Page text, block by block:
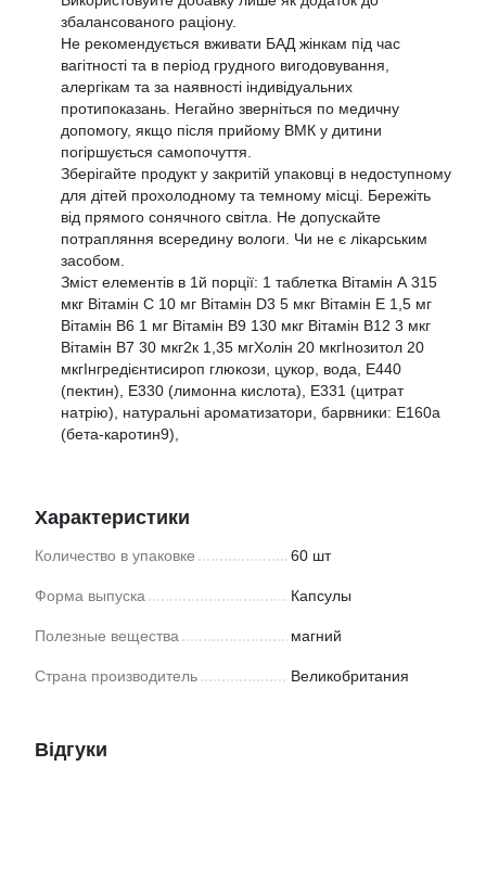
збалансованого раціону.
Не рекомендується вживати БАД жінкам під час
вагітності та в період грудного вигодовування,
алергікам та за наявності індивідуальних
протипоказань. Негайно зверніться по медичну
допомогу, якщо після прийому ВМК у дитини
погіршується самопочуття.
Зберігайте продукт у закритій упаковці в недоступному
для дітей прохолодному та темному місці. Бережіть
від прямого сонячного світла. Не допускайте
потрапляння всередину вологи. Чи не є лікарським
засобом.
Зміст елементів в 1й порції: 1 таблетка Вітамін А 315
мкг Вітамін С 10 мг Вітамін D3 5 мкг Вітамін Е 1,5 мг
Вітамін В6 1 мг Вітамін В9 130 мкг Вітамін В12 3 мкг
Вітамін В7 30 мкг2к 1,35 мгХолін 20 мкгІнозитол 20
мкгІнгредієнтисироп глюкози, цукор, вода, Е440
(пектин), Е330 (лимонна кислота), Е331 (цитрат
натрію), натуральні ароматизатори, барвники: Е160а
(бета-каротин9),
Характеристики
Количество в упаковке 60 шт
Форма выпуска Капсулы
Полезные вещества магний
Страна производитель Великобритания
Відгуки